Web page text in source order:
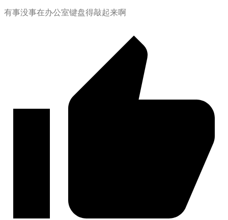
有事没事在办公室键盘得敲起来啊